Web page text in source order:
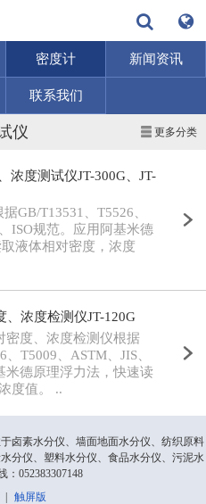
密度计 新闻资讯
联系我们
更多分类
仪
浓度测试仪JT-300G、JT-
GB/T13531、T5526、
ISO规范。应用阿基米德
液体相对密度，浓度
、浓度检测仪JT-120G
密度、浓度检测仪根据
T5009、ASTM、JIS、
米德原理浮力法，快速读
度值。 ..
卤素水分仪、墙面地面水分仪、纺织原料
分仪、塑料水分仪、食品水分仪、污泥水
：052383307148
触屏版